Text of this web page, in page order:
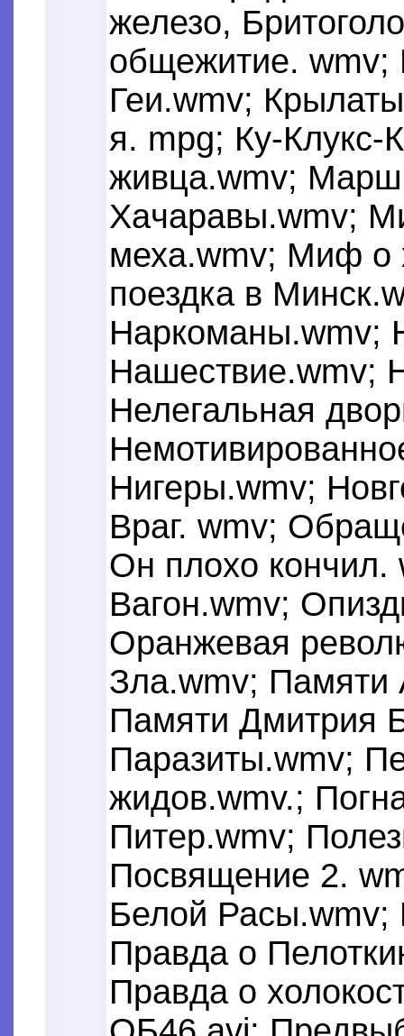
железо,
общежитие. wmv;
Геи.wmv;
я. mpg; Ку-Клукс-
живца.wmv;
Xaчаравы.wmv;
меха.wmv; Миф о
поездка в
Наркоманы.wmv;
Haшествие.wmv;
Нелегальная
Hигеры.wmv;
Враг. wmv;
Он плохо
Вагон.wmv;
Оранжевая
Зла.wmv; Памяти
Памяти Дмитрия
Паразиты.wmv;
жидов.wmv.;
Питер.wmv;
Посвящение 2.
Белой Расы.wmv;
Правда о
Правда о